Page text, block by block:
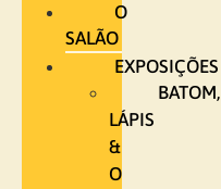
O
SALÃO
EXPOSIÇÕES
BATOM,
LÁPIS
&
O